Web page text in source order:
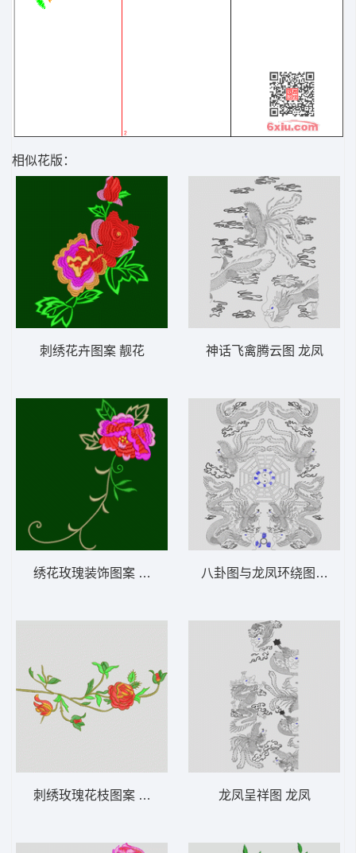
相似花版：
刺绣花卉图案 靓花
绣花玫瑰装饰图案 靓花
刺绣玫瑰花枝图案 靓花
神话飞禽腾云图 龙凤
八卦图与龙凤环绕图 龙凤
龙凤呈祥图 龙凤